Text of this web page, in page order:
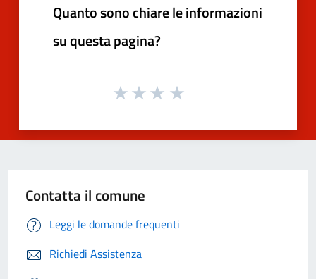
Quanto sono chiare le informazioni
su questa pagina?
Contatta il comune
Leggi le domande frequenti
Richiedi Assistenza